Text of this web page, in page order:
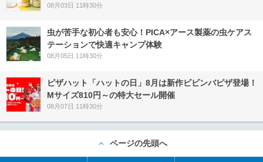
08月03日 11時30分
虫が苦手な初心者も安心！PICA×アース製薬の虫ケアス
テーションで快適キャンプ体験
08月05日 11時30分
ピザハット「ハットの日」8月は新作ビビンバピザ登場！
Mサイズ810円～の特大セール開催
08月07日 11時30分
ページの先頭へ